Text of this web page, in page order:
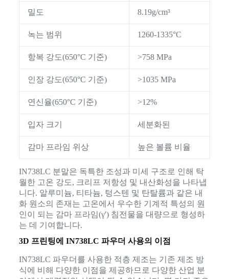
밀도 8.19g/cm³
녹는 범위 1260-1335°C
항복 강도(650°C 기준) >758 MPa
인장 강도(650°C 기준) >1035 MPa
연신율(650°C 기준) >12%
입자 크기 세분화된
감마 프라임 위상 높은 볼륨 비율
IN738LC 분말은 독특한 조성과 미세 구조로 인해 탁
월한 고온 강도, 크리프 저항성 및 내산화성을 나타냅
니다. 알루미늄, 티타늄, 텅스텐 및 탄탈륨과 같은 내
화 원소의 존재는 고온에서 우수한 기계적 특성의 원
인이 되는 감마 프라임(γ') 침전물을 대량으로 형성하
는 데 기여합니다.
3D 프린팅에 IN738LC 파우더 사용의 이점
IN738LC 파우더를 사용한 적층 제조는 기존 제조 방
식에 비해 다양한 이점을 제공하므로 다양한 산업 분